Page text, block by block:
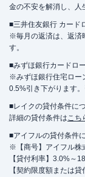
金の不安を解消し、人
■三井住友銀行 カード
※毎月の返済は、返済
す。
■みずほ銀行カードロ
※みずほ銀行住宅ロー
0.5%引き下がります
■レイクの貸付条件に
詳細の貸付条件はこち
■アイフルの貸付条件
※【商号】アイフル株
【貸付利率】3.0%～
【契約限度額または